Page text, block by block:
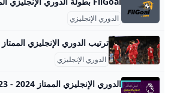
الدوري الإنجليزي
الدوري الإنجليزي